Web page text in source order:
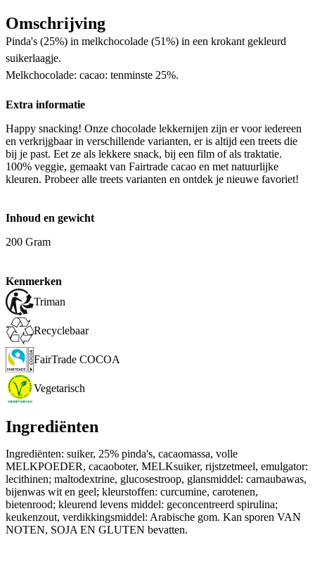
Omschrijving
Pinda's (25%) in melkchocolade (51%) in een krokant gekleurd
suikerlaagje.
Melkchocolade: cacao: tenminste 25%.
Extra informatie
Happy snacking! Onze chocolade lekkernijen zijn er voor iedereen
en verkrijgbaar in verschillende varianten, er is altijd een treets die
bij je past. Eet ze als lekkere snack, bij een film of als traktatie.
100% veggie, gemaakt van Fairtrade cacao en met natuurlijke
kleuren. Probeer alle treets varianten en ontdek je nieuwe favoriet!
Inhoud en gewicht
200 Gram
Kenmerken
Triman
Recyclebaar
FairTrade COCOA
Vegetarisch
Ingrediënten
Ingrediënten: suiker, 25% pinda's, cacaomassa, volle
MELKPOEDER, cacaoboter, MELKsuiker, rijstzetmeel, emulgator:
lecithinen; maltodextrine, glucosestroop, glansmiddel: carnaubawas,
bijenwas wit en geel; kleurstoffen: curcumine, carotenen,
bietenrood; kleurend levens middel: geconcentreerd spirulina;
keukenzout, verdikkingsmiddel: Arabische gom. Kan sporen VAN
NOTEN, SOJA EN GLUTEN bevatten.